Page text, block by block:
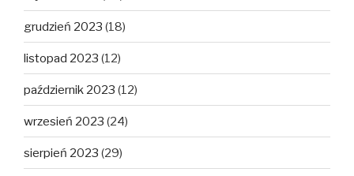
grudzień 2023 (18)
listopad 2023 (12)
październik 2023 (12)
wrzesień 2023 (24)
sierpień 2023 (29)